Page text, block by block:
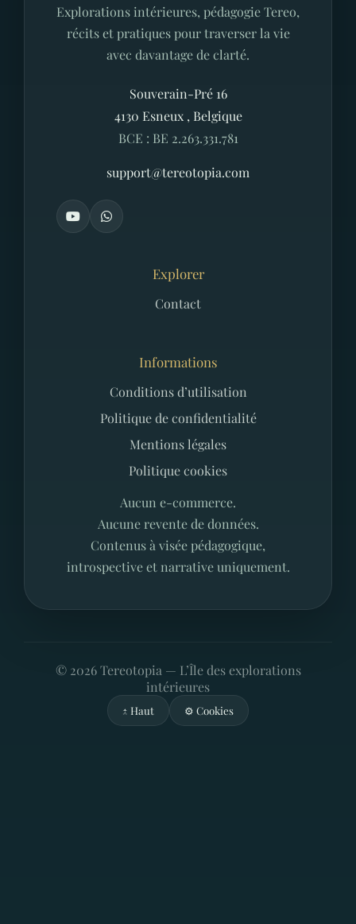
Explorations intérieures, pédagogie Tereo,
récits et pratiques pour traverser la vie
avec davantage de clarté.
Souverain-Pré 16
4130 Esneux , Belgique
BCE : BE 2.263.331.781
support@tereotopia.com
Explorer
Contact
Informations
Conditions d’utilisation
Politique de confidentialité
Mentions légales
Politique cookies
Aucun e-commerce.
Aucune revente de données.
Contenus à visée pédagogique,
introspective et narrative uniquement.
© 2026Tereotopia — L’Île des explorations
intérieures
↑ Haut ⚙️ Cookies